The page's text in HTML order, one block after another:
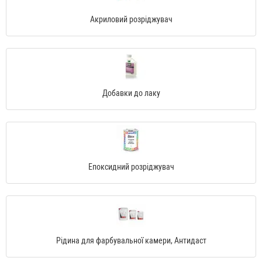
Акриловий розріджувач
Добавки до лаку
Епоксидний розріджувач
Рідина для фарбувальної камери, Антидаст